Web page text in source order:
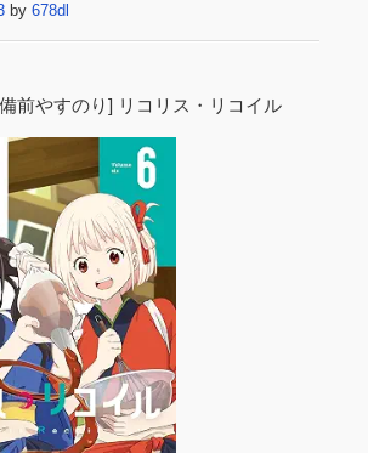
by 678dl
前やすのり] リコリス・リコイル